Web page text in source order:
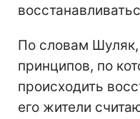
По словам
принципов, по
происходить
его жители